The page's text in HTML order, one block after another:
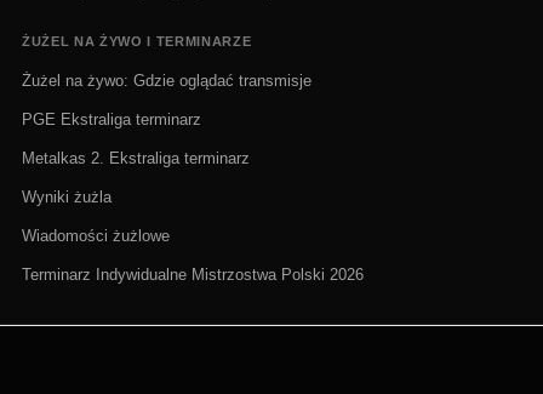
ŻUŻEL NA ŻYWO I TERMINARZE
Żużel na żywo: Gdzie oglądać transmisje
PGE Ekstraliga terminarz
Metalkas 2. Ekstraliga terminarz
Wyniki żużla
Wiadomości żużlowe
Terminarz Indywidualne Mistrzostwa Polski 2026